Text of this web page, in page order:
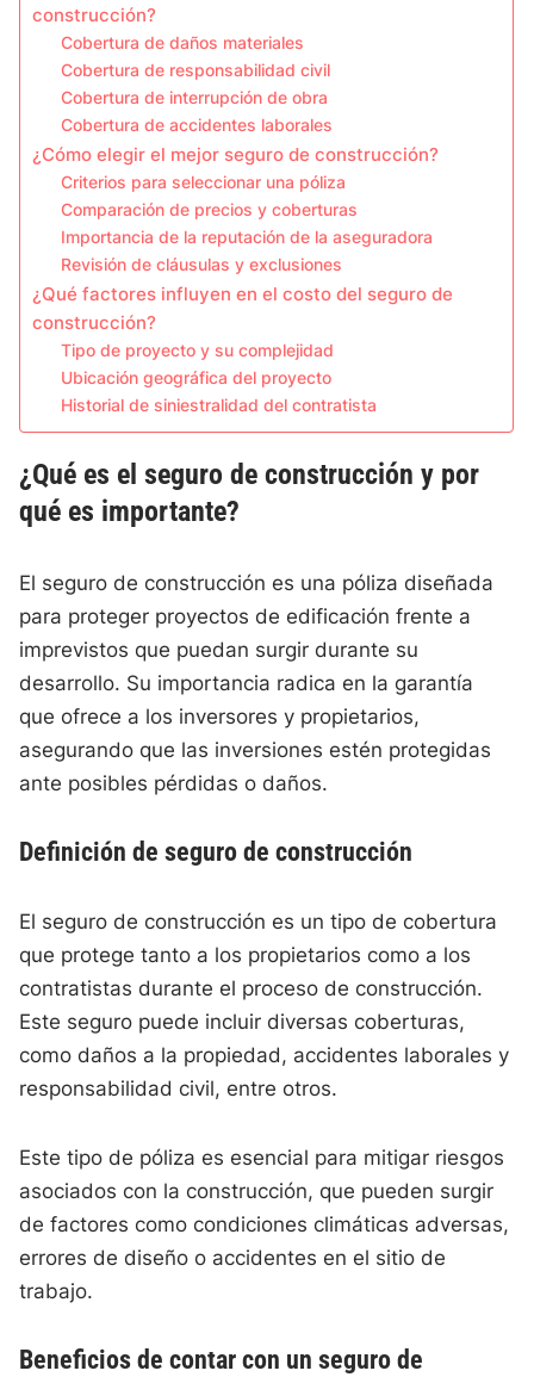
construcción?
Cobertura de daños materiales
Cobertura de responsabilidad civil
Cobertura de interrupción de obra
Cobertura de accidentes laborales
¿Cómo elegir el mejor seguro de construcción?
Criterios para seleccionar una póliza
Comparación de precios y coberturas
Importancia de la reputación de la aseguradora
Revisión de cláusulas y exclusiones
¿Qué factores influyen en el costo del seguro de
construcción?
Tipo de proyecto y su complejidad
Ubicación geográfica del proyecto
Historial de siniestralidad del contratista
¿Qué es el seguro de construcción y por
qué es importante?
El seguro de construcción es una póliza diseñada
para proteger proyectos de edificación frente a
imprevistos que puedan surgir durante su
desarrollo. Su importancia radica en la garantía
que ofrece a los inversores y propietarios,
asegurando que las inversiones estén protegidas
ante posibles pérdidas o daños.
Definición de seguro de construcción
El seguro de construcción es un tipo de cobertura
que protege tanto a los propietarios como a los
contratistas durante el proceso de construcción.
Este seguro puede incluir diversas coberturas,
como daños a la propiedad, accidentes laborales y
responsabilidad civil, entre otros.
Este tipo de póliza es esencial para mitigar riesgos
asociados con la construcción, que pueden surgir
de factores como condiciones climáticas adversas,
errores de diseño o accidentes en el sitio de
trabajo.
Beneficios de contar con un seguro de